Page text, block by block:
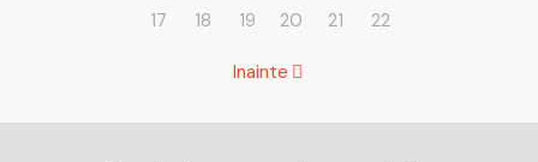
17
18 19 20 21 22
Inainte